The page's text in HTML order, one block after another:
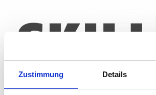
Zustimmung Details